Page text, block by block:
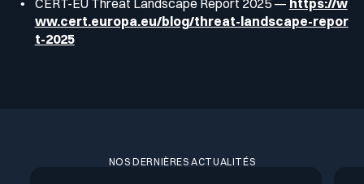
ww.cert.europa.eu/blog/threat-landscape-repor
t-2025
NOS DERNIÈRES ACTUALITÉS